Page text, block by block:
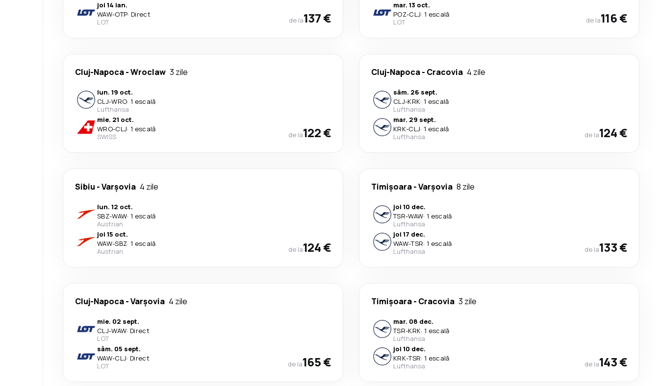
joi 14 ian.
WAW-OTP· Direct
LOT
de la137 €
mar. 13 oct.
POZ-CLJ· 1 escală
LOT
de la116 €
Cluj-Napoca-Wroclaw 3 zile
lun. 19 oct.
CLJ-WRO· 1 escală
Lufthansa
mie. 21 oct.
WRO-CLJ· 1 escală
SWISS
de la122 €
Cluj-Napoca- Cracovia 4 zile
sâm. 26 sept.
CLJ-KRK· 1 escală
Lufthansa
mar. 29 sept.
KRK-CLJ· 1 escală
Lufthansa
de la124 €
Sibiu -Varşovia 4 zile
lun. 12 oct.
SBZ-WAW· 1 escală
Austrian
joi 15 oct.
WAW-SBZ· 1 escală
Austrian
de la124 €
Timișoara-Varşovia 8 zile
joi 10 dec.
TSR-WAW· 1 escală
Lufthansa
joi 17 dec.
WAW-TSR· 1 escală
Lufthansa
de la133 €
Cluj-Napoca-Varşovia 4 zile
mie. 02 sept.
CLJ-WAW· Direct
LOT
sâm. 05 sept.
WAW-CLJ· Direct
LOT
de la165 €
Timișoara- Cracovia 3 zile
mar. 08 dec.
TSR-KRK· 1 escală
Lufthansa
joi 10 dec.
KRK-TSR· 1 escală
Lufthansa
de la143 €